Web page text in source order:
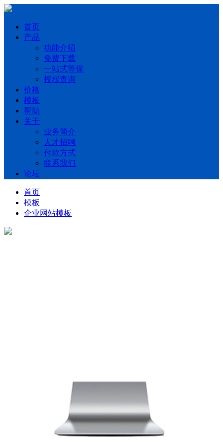
首页
产品
功能介绍
免费下载
一站式等保
授权查询
价格
模板
帮助
关于
业务简介
人才招聘
付款方式
联系我们
论坛
首页
模板
企业网站模板